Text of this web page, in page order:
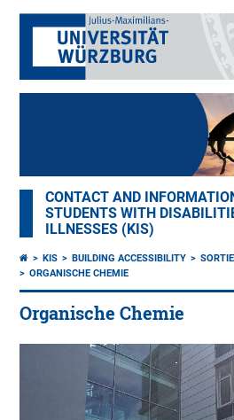
CONTACT AND
STUDENTS WITH
ILLNESSES (KIS)
KIS BUILDING ACCESSIBILITY
ORGANISCHE CHEMIE
Organische Chemie